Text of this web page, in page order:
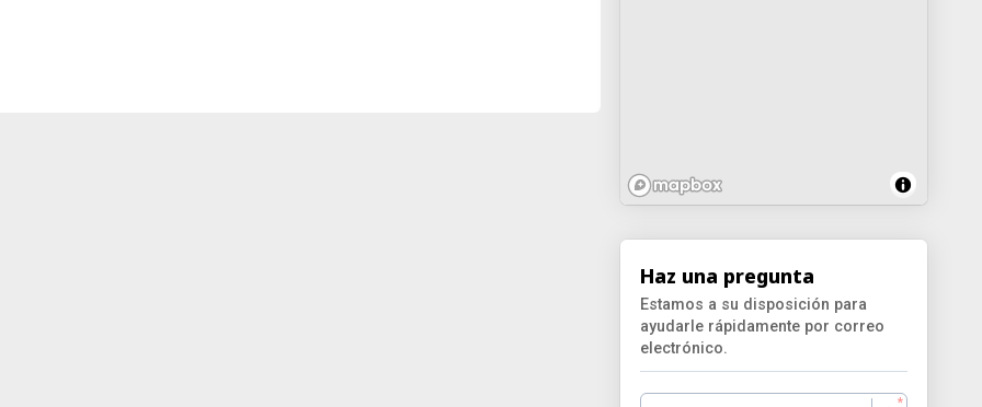
Haz una pregunta
Estamos a su disposición para
ayudarle rápidamente por correo
electrónico.